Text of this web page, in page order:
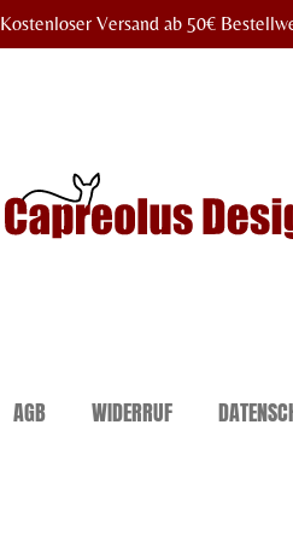
Kostenloser Versand ab 50€
AGB WIDERRUF